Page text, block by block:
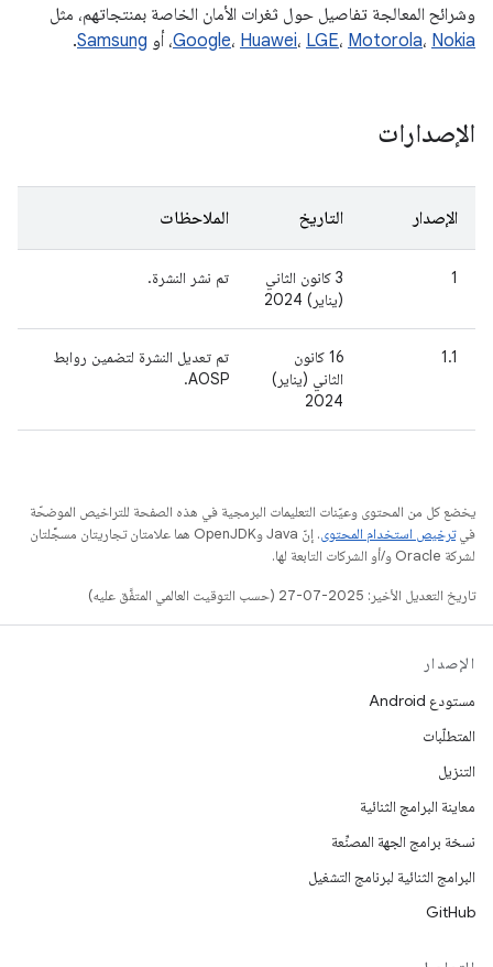
وشرائح المعالجة تفاصيل حول ثغرات الأمان الخاصة بمنتجاتهم، مثل
Google، Huawei، LGE، Motorola، Nokia ، أو Samsung
.
الإصدارات
الإصدار التاريخ الملاحظات
1
3 كانون الثاني
(يناير) 2024
تم نشر النشرة.
1.1
16 كانون
الثاني (يناير)
2024
تم تعديل النشرة لتضمين روابط
AOSP.
يخضع كل من المحتوى وعيّنات التعليمات البرمجية في هذه الصفحة للتراخيص الموضحّة
فيترخيص استخدام المحتوى
. إنّ Java وOpenJDK هما علامتان تجاريتان مسجَّلتان
لشركة Oracle و/أو الشركات التابعة لها.
تاريخ التعديل الأخير: 2025-07-27 (حسب التوقيت العالمي المتفَّق عليه)
الإصدار
مستودع Android
المتطلّبات
التنزيل
معاينة البرامج الثنائية
نسخة برامج الجهة المصنِّعة
البرامج الثنائية لبرنامج التشغيل
GitHub